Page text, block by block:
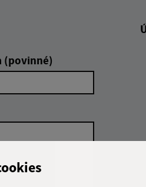
(povinné)